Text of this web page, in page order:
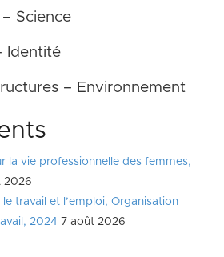
Science
Identité
– Environnement
la vie professionnelle des femmes,
2026
le travail et l’emploi, Organisation
2024 7 août 2026